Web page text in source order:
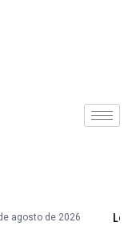
Libertad Acumula